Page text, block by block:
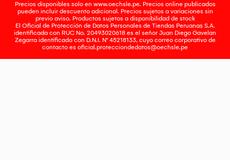
Precios disponibles solo en www.oechsle.pe. Precios online publicados
pueden incluir descuento adicional. Precios sujetos a variaciones sin
previo aviso. Productos sujetos a disponibilidad de stock
El Oficial de Protección de Datos Personales de Tiendas Peruanas S.A.
identificada con RUC No. 20493020618 es el señor Juan Diego Gavelan
Zegarra identificado con D.N.I. N° 45218133, cuyo correo corporativo de
contacto es oficial.protecciondedatos@oechsle.pe